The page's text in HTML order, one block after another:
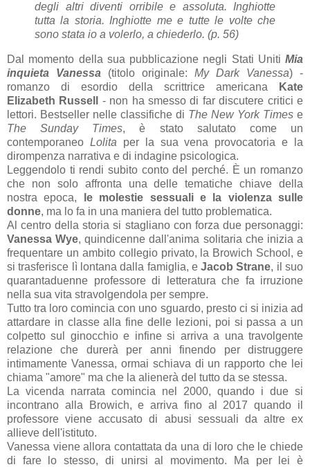
degli altri diventi orribile e assoluta. Inghiotte
tutta la storia. Inghiotte me e tutte le volte che
sono stata io a volerlo, a chiederlo. (p. 56)
Dal momento della sua pubblicazione negli Stati Uniti Mia
inquieta Vanessa (titolo originale: My Dark Vanessa) -
romanzo di esordio della scrittrice americana
Kate
Elizabeth Russell
- non ha smesso di far discutere critici e
lettori. Bestseller nelle classifiche di The New York Times e
The Sunday Times, è stato salutato come un
contemporaneo Lolita per la sua vena provocatoria e la
dirompenza narrativa e di indagine psicologica.
Leggendolo ti rendi subito conto del perché. È un romanzo
che non solo affronta una delle tematiche chiave della
nostra epoca,
le molestie sessuali e la violenza sulle
donne, ma lo fa in una maniera del tutto problematica.
Al centro della storia si stagliano con forza due personaggi:
Vanessa Wye, quindicenne dall'anima solitaria che inizia a
frequentare un ambito collegio privato, la Browich School, e
si trasferisce lì lontana dalla famiglia, eJacob Strane, il suo
quarantaduenne professore di letteratura che fa irruzione
nella sua vita stravolgendola per sempre.
Tutto tra loro comincia con uno sguardo, presto ci si inizia ad
attardare in classe alla fine delle lezioni, poi si passa a un
colpetto sul ginocchio e infine si arriva a una travolgente
relazione che durerà per anni finendo per distruggere
intimamente Vanessa, ormai schiava di un rapporto che lei
chiama "amore" ma che la alienerà del tutto da se stessa.
La vicenda narrata comincia nel 2000, quando i due si
incontrano alla Browich, e arriva fino al 2017 quando il
professore viene accusato di abusi sessuali da altre ex
allieve dell'istituto.
Vanessa viene allora contattata da una di loro che le chiede
di fare lo stesso, di unirsi al movimento. Ma per lei è